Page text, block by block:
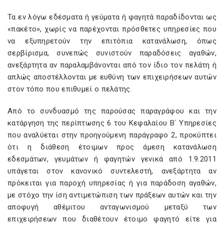
Τα εν λόγω εδέσματα ή γεύματα ή φαγητά παραδίδονται ως
«πακέτο», χωρίς να παρέχονται πρόσθετες υπηρεσίες που
να εξυπηρετούν την επιτόπια κατανάλωση, όπως
σερβίρισμα, συνεπώς συνιστούν παραδόσεις αγαθών,
ανεξάρτητα αν παραλαμβάνονται από τον ίδιο τον πελάτη ή
απλώς αποστέλλονται με ευθύνη των επιχειρήσεων αυτών
στον τόπο που επιθυμεί ο πελάτης.
Από το συνδυασμό της παρούσας παραγράφου και την
κατάργηση της περίπτωσης 6 του Κεφαλαίου Β΄ Υπηρεσίες
που αναλύεται στην προηγούμενη παράγραφο 2, προκύπτει
ότι η διάθεση έτοιμων προς άμεση κατανάλωση
εδεσμάτων, γευμάτων ή φαγητών γενικά από 1.9.2011
υπάγεται στον κανονικό συντελεστή, ανεξάρτητα αν
πρόκειται για παροχή υπηρεσίας ή για παράδοση αγαθών,
με στόχο την ίση αντιμετώπιση των πράξεων αυτών και την
αποφυγή αθέμιτου ανταγωνισμού μεταξύ των
επιχειρήσεων που διαθέτουν έτοιμο φαγητό είτε για